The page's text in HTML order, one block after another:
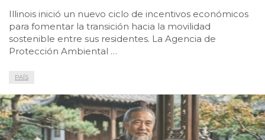
califican
Illinois inició un nuevo ciclo de incentivos económicos
para fomentar la transición hacia la movilidad
sostenible entre sus residentes. La Agencia de
Protección Ambiental …
PAÍS